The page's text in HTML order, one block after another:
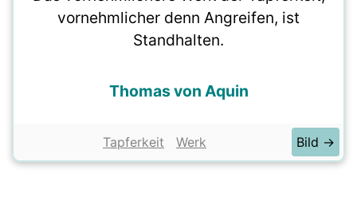
vornehmlicher denn Angreifen, ist
Standhalten.
Thomas von Aquin
Tapferkeit Werk Bild →